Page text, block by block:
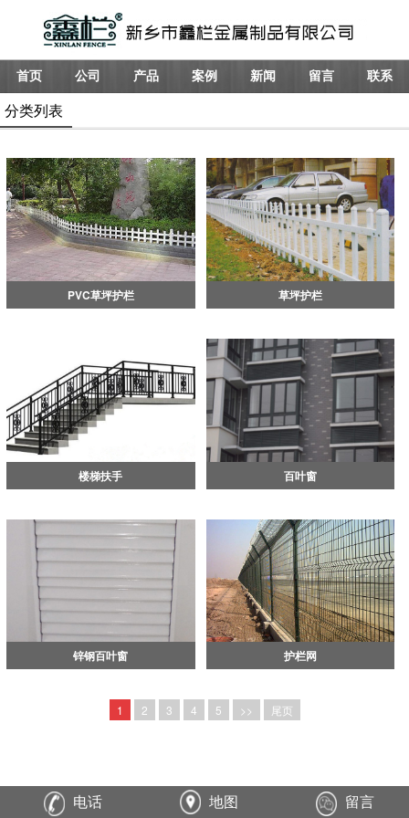
首页 公司 产品 案例 新闻 留言 联系
分类列表
PVC草坪护栏 草坪护栏
楼梯扶手 百叶窗
锌钢百叶窗 护栏网
1 2 3 4 5 >> 尾页
电话 地图 留言